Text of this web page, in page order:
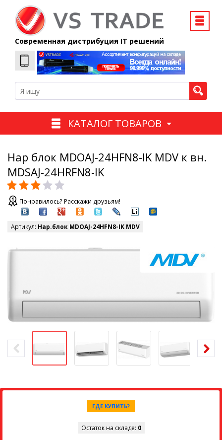
Современная дистрибуция IT решений
КАТАЛОГ ТОВАРОВ
Нар блок MDOAJ-24HFN8-IK MDV к вн.
MDSAJ-24HRFN8-IK
Понравилось? Расскажи друзьям!
Артикул: Нар.блок MDOAJ-24HFN8-IK MDV
ГДЕ КУПИТЬ?
Остаток на складе: 0